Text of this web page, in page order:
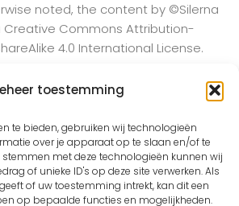
toestemming
te bieden, gebruiken wij technologieën
over je apparaat op te slaan en/of te
stemmen met deze technologieën kunnen wij
of unieke ID's op deze site verwerken. Als
of uw toestemming intrekt, kan dit een
op bepaalde functies en mogelijkheden.
noted, the content by ©Silerna
Creative Commons Attribution-
4.0 International License.